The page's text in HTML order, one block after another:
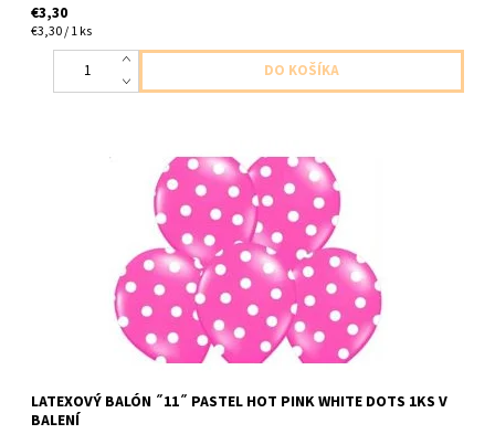
€3,30
€3,30 / 1 ks
latexovy balon pastelova ruzova s bielymi bodkami 1ks v baleni
velkost do 30cm dodavame nenafukany
LATEXOVÝ BALÓN ˝11˝ PASTEL HOT PINK WHITE DOTS 1KS V
BALENÍ